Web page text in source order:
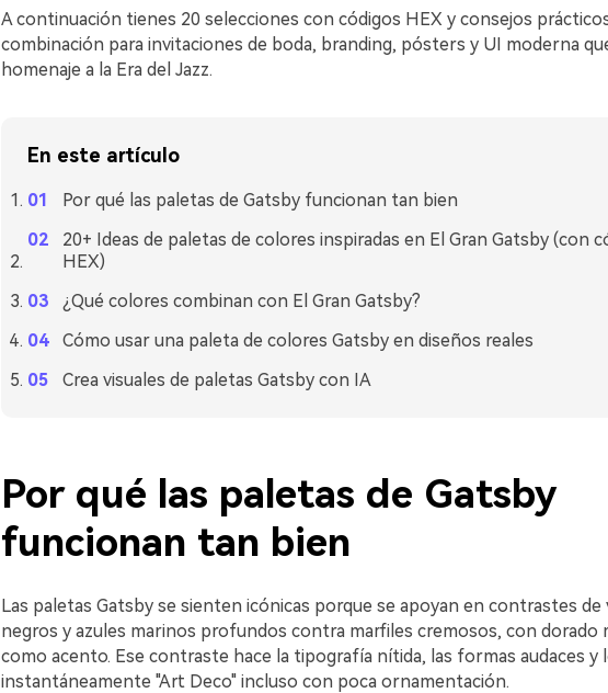
A continuación tienes 20 selecciones con códigos HEX y consejos
combinación para invitaciones de boda, branding, pósters y UI moderna
homenaje a la Era del Jazz.
En este artículo
Por qué las paletas de Gatsby funcionan tan bien
20+ Ideas de paletas de colores inspiradas en El Gran Gatsby (con
HEX)
¿Qué colores combinan con El Gran Gatsby?
Cómo usar una paleta de colores Gatsby en diseños reales
Crea visuales de paletas Gatsby con IA
Por qué las paletas de Gatsby
funcionan tan bien
Las paletas Gatsby se sienten icónicas porque se apoyan en contrastes
negros y azules marinos profundos contra marfiles cremosos, con dorado
como acento. Ese contraste hace la tipografía nítida, las formas audaces y
instantáneamente "Art Deco" incluso con poca ornamentación.